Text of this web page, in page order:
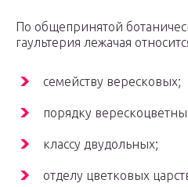
По общепринятой
гаультерия лежачая
семейству вересковых;
порядку
классу двудольных;
отделу цветковых